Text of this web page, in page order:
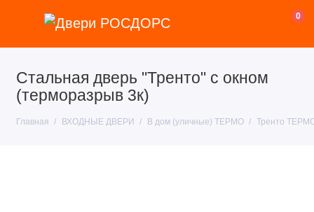
0
Стальная дверь "Тренто" с окном
(терморазрыв 3к)
Главная ВХОДНЫЕ ДВЕРИ В дом (уличные) ТЕРМО Тренто